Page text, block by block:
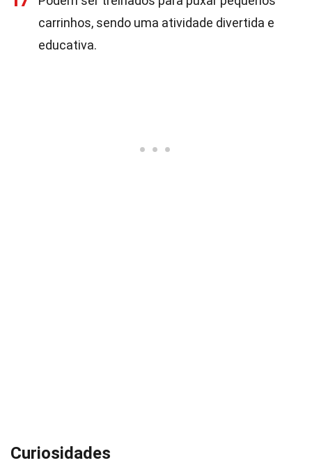
carrinhos, sendo uma atividade divertida e
educativa.
Curiosidades